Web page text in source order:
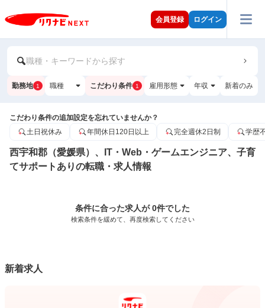
会員登録 ログイン
職種・キーワードから探す
勤務地 1 職種 こだわり条件 1 雇用形態 年収 新着のみ
こだわり条件の追加設定を忘れていませんか？
土日祝休み
年間休日120日以上 完全週休2日制 学歴
西宇和郡（愛媛県）、IT・Web・ゲームエンジニア、子育
てサポートありの転職・求人情報
条件に合った求人が 0件でした
検索条件を緩めて、再度検索してください
新着求人